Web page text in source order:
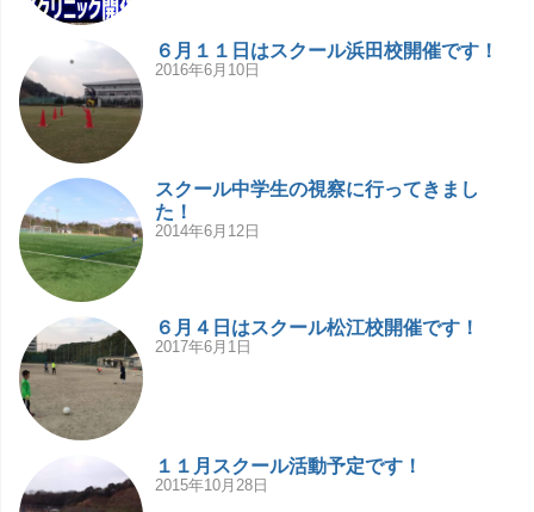
６月１１日はスクール浜田校開催です！
2016年6月10日
スクール中学生の視察に行ってきまし
た！
2014年6月12日
６月４日はスクール松江校開催です！
2017年6月1日
１１月スクール活動予定です！
2015年10月28日